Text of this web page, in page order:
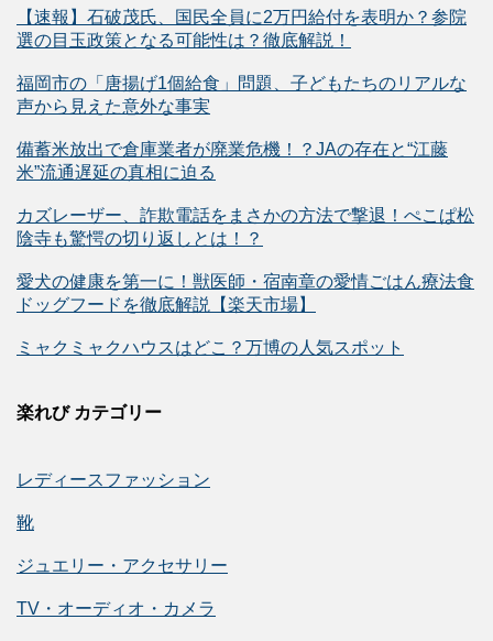
【速報】石破茂氏、国民全員に2万円給付を表明か？参院
選の目玉政策となる可能性は？徹底解説！
福岡市の「唐揚げ1個給食」問題、子どもたちのリアルな
声から見えた意外な事実
備蓄米放出で倉庫業者が廃業危機！？JAの存在と“江藤
米”流通遅延の真相に迫る
カズレーザー、詐欺電話をまさかの方法で撃退！ぺこぱ松
陰寺も驚愕の切り返しとは！？
愛犬の健康を第一に！獣医師・宿南章の愛情ごはん療法食
ドッグフードを徹底解説【楽天市場】
ミャクミャクハウスはどこ？万博の人気スポット
楽れび カテゴリー
レディースファッション
靴
ジュエリー・アクセサリー
TV・オーディオ・カメラ